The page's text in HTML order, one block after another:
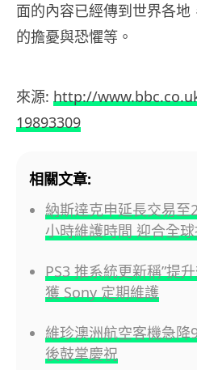
面的內容已經傳到世界各
的擔憂與恐懼等。
來源: http://
19893309
相關文章:
納斯達克申延長交易
小時維護時間 迎合全
PS3 推系統更新稱”提
獲 Sony 定期維護
維珍澳洲航空客機急
後鼓掌慶祝